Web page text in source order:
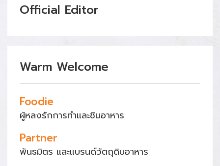
Official Editor
Warm Welcome
Foodie
ผู้หลงรักการทำและชิมอาหาร
Partner
พันธมิตร และแบรนด์วัตถุดิบอาหาร